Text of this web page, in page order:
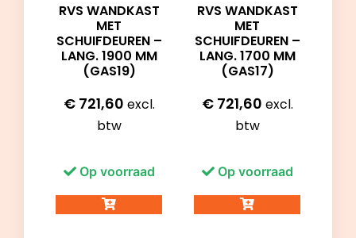
RVS WANDKAST
MET
SCHUIFDEUREN –
LANG. 1900 MM
(GAS19)
€721,60 excl.
btw
Op voorraad
RVS WANDKAST
MET
SCHUIFDEUREN –
LANG. 1700 MM
(GAS17)
€721,60 excl.
btw
Op voorraad